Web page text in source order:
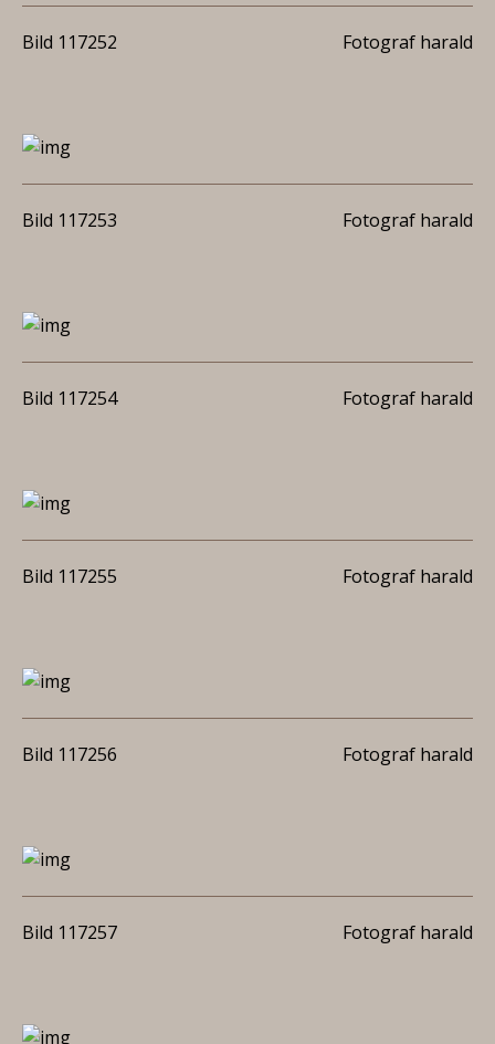
Bild 117252 Fotograf harald
Bild 117253 Fotograf harald
Bild 117254 Fotograf harald
Bild 117255 Fotograf harald
Bild 117256 Fotograf harald
Bild 117257 Fotograf harald